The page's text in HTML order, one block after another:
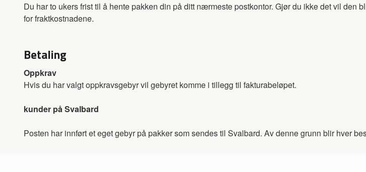
Du har to ukers frist til å hente pakken din på ditt nærmeste postkontor. Gjør du ikke det vil den
for fraktkostnadene.
Betaling
Oppkrav
Hvis du har valgt oppkravsgebyr vil gebyret komme i tillegg til fakturabeløpet.
kunder på Svalbard
Posten har innført et eget gebyr på pakker som sendes til Svalbard. Av denne grunn blir hver